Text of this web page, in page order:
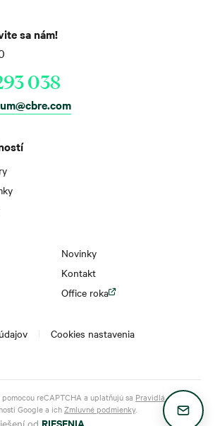
Novinky
Kontakt
Office roka
sa nám!
038
Cookies nastavenia
reCAPTCHA a uplatňujú sa Pravidlá ochrany
Google a ichZmluvné podmienky.
od RIESENIA